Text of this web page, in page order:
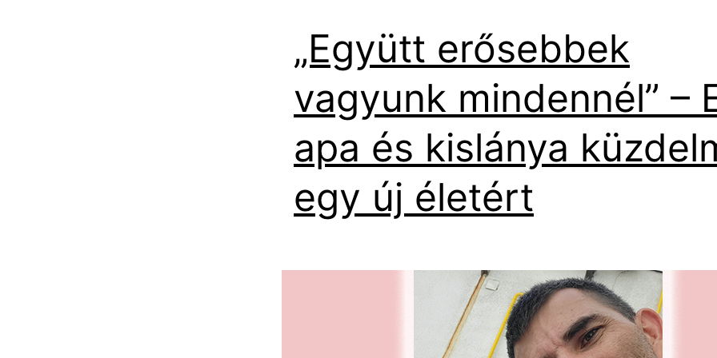
„Együtt erősebbek
vagyunk mindennél” –
apa és kislánya
egy új életért